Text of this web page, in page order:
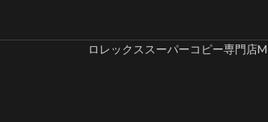
ロレックススーパーコピー専門店